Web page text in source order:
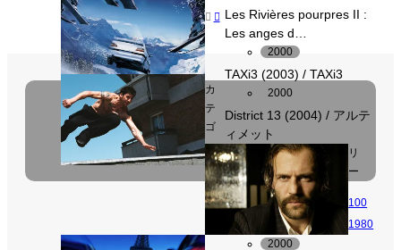
Les Rivières pourpres II :
Les anges d…
2000
TAXi3 (2003) / TAXi3
2000
District 13 (2004) / アルテ
ィメット
2000
 
カ
テ
ゴ
リ
ー
100
1980